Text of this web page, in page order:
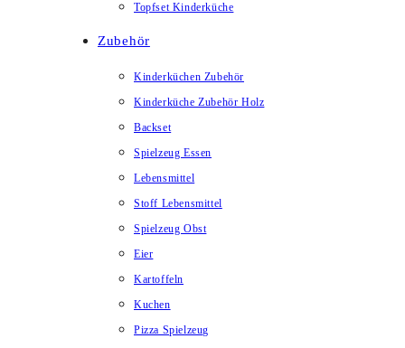
Topfset Kinderküche
Zubehör
Kinderküchen Zubehör
Kinderküche Zubehör Holz
Backset
Spielzeug Essen
Lebensmittel
Stoff Lebensmittel
Spielzeug Obst
Eier
Kartoffeln
Kuchen
Pizza Spielzeug